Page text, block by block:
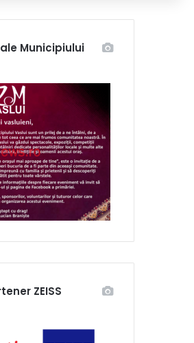
Municipiului
ZEISS